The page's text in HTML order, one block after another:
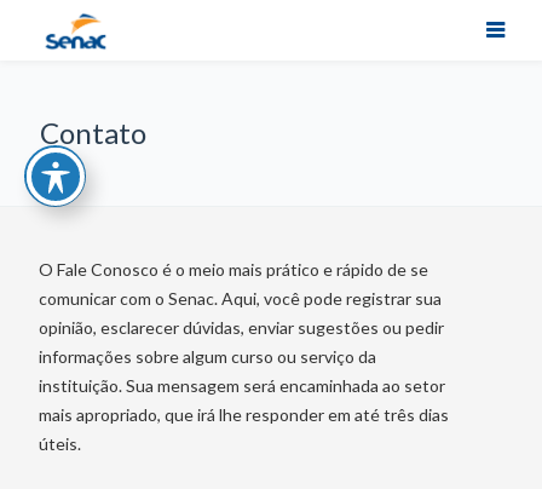
Contato
O Fale Conosco é o meio mais prático e rápido de se
comunicar com o Senac. Aqui, você pode registrar sua
opinião, esclarecer dúvidas, enviar sugestões ou pedir
informações sobre algum curso ou serviço da
instituição. Sua mensagem será encaminhada ao setor
mais apropriado, que irá lhe responder em até três dias
úteis.